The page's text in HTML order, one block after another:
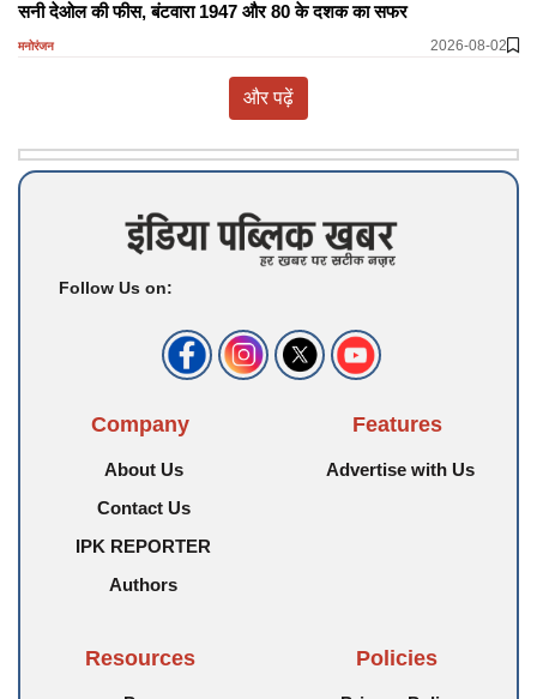
सनी देओल की फीस, बंटवारा 1947 और 80 के दशक का सफर
मनोरंजन 2026-08-02
और पढ़ें
Follow Us on:
Company
About Us
Contact Us
IPK REPORTER
Authors
Features
Advertise with Us
Resources Policies